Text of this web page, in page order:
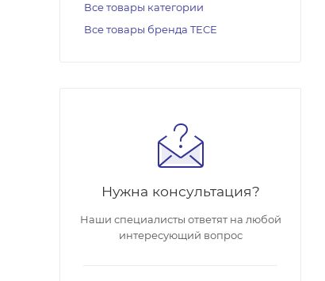
Все товары категории
Все товары бренда TECE
Нужна консультация?
Наши специалисты ответят на любой
интересующий вопрос